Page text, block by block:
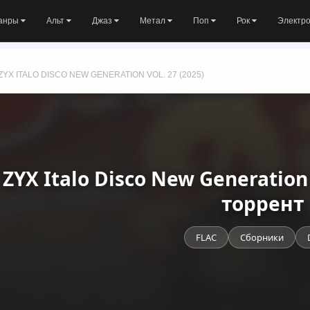
Альт Джаз Метал Поп Рок
ITALO DISCO NEW GENERATION VOL. 27 (2025)
Italo Disco New Generation
торрент
FLAC Сборники